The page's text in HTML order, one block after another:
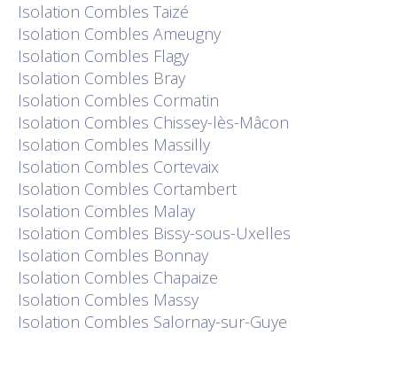
Isolation Combles Taizé
Isolation Combles Ameugny
Isolation Combles Flagy
Isolation Combles Bray
Isolation Combles Cormatin
Isolation Combles Chissey-lès-Mâcon
Isolation Combles Massilly
Isolation Combles Cortevaix
Isolation Combles Cortambert
Isolation Combles Malay
Isolation Combles Bissy-sous-Uxelles
Isolation Combles Bonnay
Isolation Combles Chapaize
Isolation Combles Massy
Isolation Combles Salornay-sur-Guye